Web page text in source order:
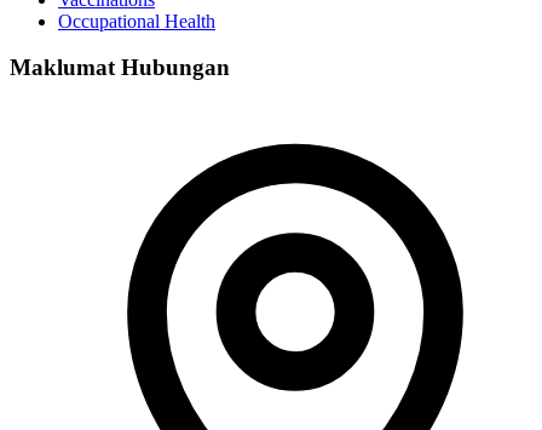
Occupational Health
Maklumat Hubungan